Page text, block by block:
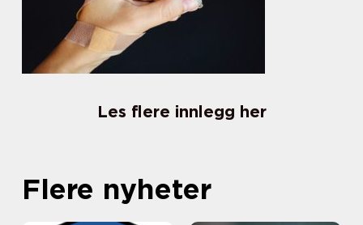
Les flere innlegg her
Flere nyheter